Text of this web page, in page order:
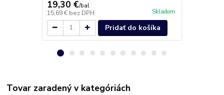
19,30 €/bal
15,69 € bez DPH Skladom
Pridať do košíka
Tovar zaradený v kategóriách